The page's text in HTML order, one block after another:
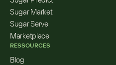
Sugar Market
Sugar Serve
Marketplace
RESSOURCES
Blog